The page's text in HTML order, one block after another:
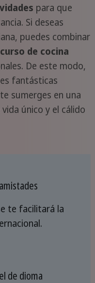
para que
Si deseas
puedes combinar
curso de cocina
De este modo,
fantásticas
sumerges en una
único y el cálido
te facilitará la
de dioma